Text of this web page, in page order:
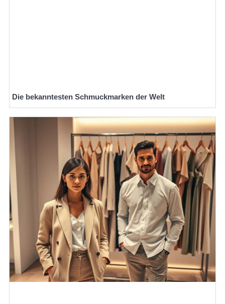
Die bekanntesten Schmuckmarken der Welt